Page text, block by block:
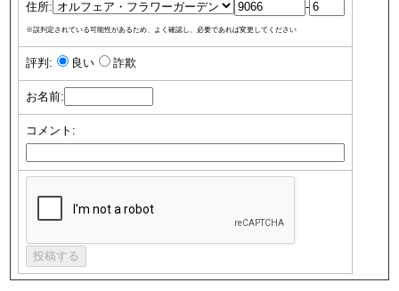
住所: -
※誤判定されている可能性があるため、よく確認し、必要であれば変更してください
評判: 良い 詐欺
お名前:
コメント: